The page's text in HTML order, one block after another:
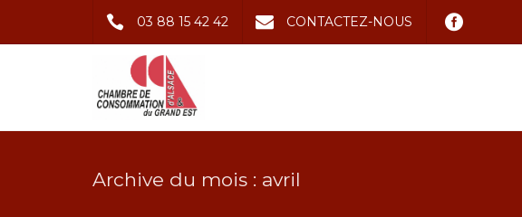
03 88 15 42 42 CONTACTEZ-NOUS
Archive du mois : avril